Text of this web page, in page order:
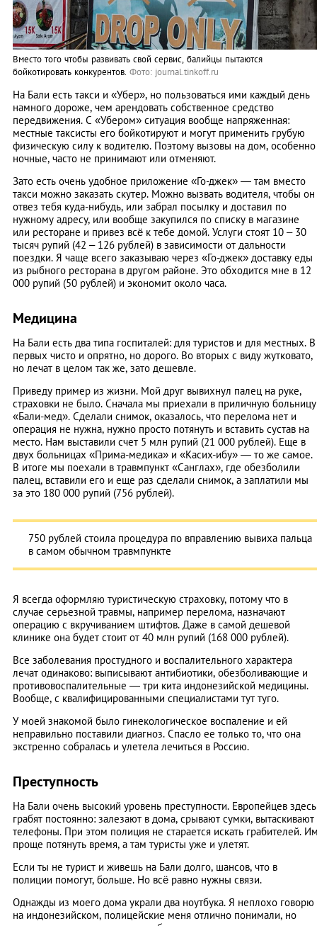
Вместо того чтобы развивать свой сервис, балийцы пытаются
бойкотировать конкурентов. Фото: journal.tinkoff.ru
На Бали есть такси и «Убер», но пользоваться ими каждый день
намного дороже, чем арендовать собственное средство
передвижения. С «Убером» ситуация вообще напряженная:
местные таксисты его бойкотируют и могут применить грубую
физическую силу к водителю. Поэтому вызовы на дом, особенно
ночные, часто не принимают или отменяют.
Зато есть очень удобное приложение «Го-джек» — там вместо
такси можно заказать скутер. Можно вызвать водителя, чтобы он
отвез тебя куда-нибудь, или забрал посылку и доставил по
нужному адресу, или вообще закупился по списку в магазине
или ресторане и привез всё к тебе домой. Услуги стоят 10 – 30
тысяч рупий (42 – 126 рублей) в зависимости от дальности
поездки. Я чаще всего заказываю через «Го-джек» доставку еды
из рыбного ресторана в другом районе. Это обходится мне в 12
000 рупий (50 рублей) и экономит около часа.
Медицина
На Бали есть два типа госпиталей: для туристов и для местных. В
первых чисто и опрятно, но дорого. Во вторых с виду жутковато,
но лечат в целом так же, зато дешевле.
Приведу пример из жизни. Мой друг вывихнул палец на руке,
страховки не было. Сначала мы приехали в приличную больницу
«Бали-мед». Сделали снимок, оказалось, что перелома нет и
операция не нужна, нужно просто потянуть и вставить сустав на
место. Нам выставили счет 5 млн рупий (21 000 рублей). Еще в
двух больницах «Прима-медика» и «Касих-ибу» — то же самое.
В итоге мы поехали в травмпункт «Санглах», где обезболили
палец, вставили его и еще раз сделали снимок, а заплатили мы
за это 180 000 рупий (756 рублей).
750 рублей стоила процедура по вправлению вывиха пальца
в самом обычном травмпункте
Я всегда оформляю туристическую страховку, потому что в
случае серьезной травмы, например перелома, назначают
операцию с вкручиванием штифтов. Даже в самой дешевой
клинике она будет стоит от 40 млн рупий (168 000 рублей).
Все заболевания простудного и воспалительного характера
лечат одинаково: выписывают антибиотики, обезболивающие и
противовоспалительные — три кита индонезийской медицины.
Вообще, с квалифицированными специалистами тут туго.
У моей знакомой было гинекологическое воспаление и ей
неправильно поставили диагноз. Спасло ее только то, что она
экстренно собралась и улетела лечиться в Россию.
Преступность
На Бали очень высокий уровень преступности. Европейцев здесь
грабят постоянно: залезают в дома, срывают сумки, вытаскивают
телефоны. При этом полиция не старается искать грабителей.
проще потянуть время, а там туристы уже и улетят.
Если ты не турист и живешь на Бали долго, шансов, что в
полиции помогут, больше. Но всё равно нужны связи.
Однажды из моего дома украли два ноутбука. Я неплохо говорю
на индонезийском, полицейские меня отлично понимали, но